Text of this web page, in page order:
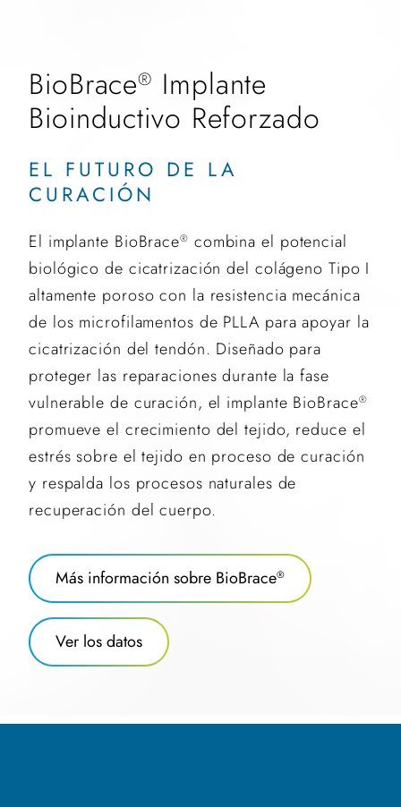
BioBrace® Implante
Bioinductivo Reforzado
EL FUTURO DE LA
CURACIÓN
El implante BioBrace® combina el potencial
biológico de cicatrización del colágeno Tipo I
altamente poroso con la resistencia mecánica
de los microfilamentos de PLLA para apoyar la
cicatrización del tendón. Diseñado para
proteger las reparaciones durante la fase
vulnerable de curación, el implante BioBrace®
promueve el crecimiento del tejido, reduce el
estrés sobre el tejido en proceso de curación
y respalda los procesos naturales de
recuperación del cuerpo.
Más información sobre BioBrace®
Ver los datos